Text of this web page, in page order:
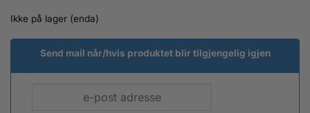
Ikke på lager (enda)
Send mail når/hvis produktet blir tilgjengelig igjen